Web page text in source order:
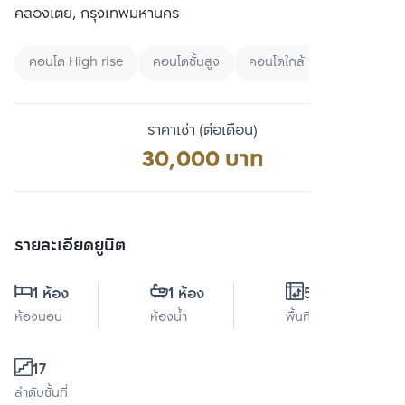
คลองเตย, กรุงเทพมหานคร
คอนโด High rise คอนโดชั้นสูง คอนโดใกล้ MRT
ราคาเช่า (ต่อเดือน)
30,000 บาท
รายละเอียดยูนิต
1 ห้อง
ห้องนอน
1 ห้อง
ห้องน้ำ
52 ตร.ม.
พื้นที่ใช้สอย
17
ลำดับชั้นที่